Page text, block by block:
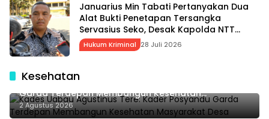
Januarius Min Tabati Pertanyakan Dua
Alat Bukti Penetapan Tersangka
Servasius Seko, Desak Kapolda NTT
Gelar Perkara Khusus
Hukum Kriminal 28 Juli 2026
Kesehatan
Kades Uabau Agustinus Tere: Kader Posyandu
Garda Terdepan Membangun Kesehatan
Masyarakat Desa
2 Agustus 2026